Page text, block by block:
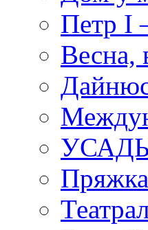
Петр I
Весна,